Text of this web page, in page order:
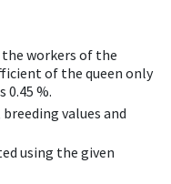
workers of the
of the queen only
0.45 %.
values and
using the given